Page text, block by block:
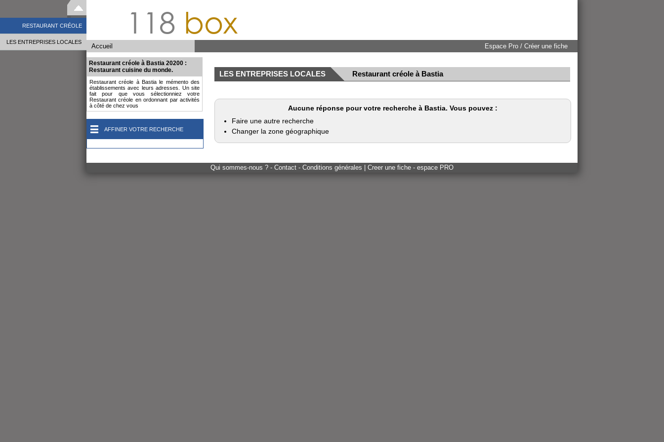
118 box
Accueil Espace Pro / Créer une fiche
RESTAURANT CRÉOLE
LES ENTREPRISES LOCALES
Restaurant créole à Bastia 20200 :
Restaurant cuisine du monde.
Restaurant créole à Bastia le mémento des
établissements avec leurs adresses. Un site
fait pour que vous sélectionniez votre
Restaurant créole en ordonnant par activités
à côté de chez vous
AFFINER VOTRE RECHERCHE
LES ENTREPRISES LOCALES Restaurant créole à Bastia
Aucune réponse pour votre recherche à Bastia. Vous pouvez :
Faire une autre recherche
Changer la zone géographique
Qui sommes-nous ? - Contact - Conditions générales Creer une fiche - espace PRO